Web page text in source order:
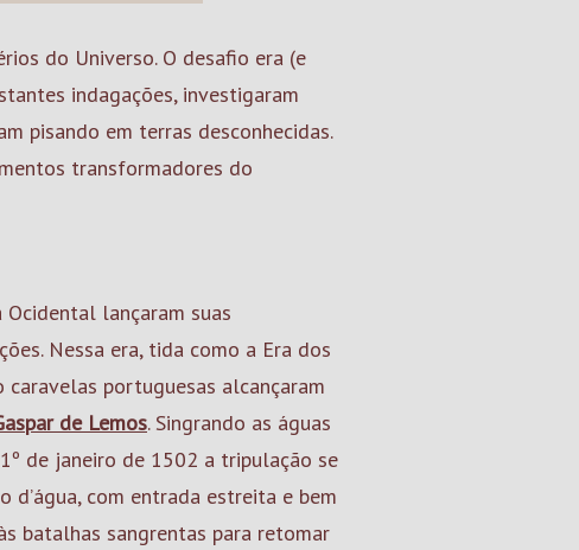
do Universo. O desafio era (e
indagações, investigaram
pisando em terras desconhecidas.
transformadores do
lançaram suas
Nessa era, tida como a Era dos
portuguesas alcançaram
de Lemos. Singrando as águas
de janeiro de 1502 a tripulação se
d’água, com entrada estreita e bem
batalhas sangrentas para retomar